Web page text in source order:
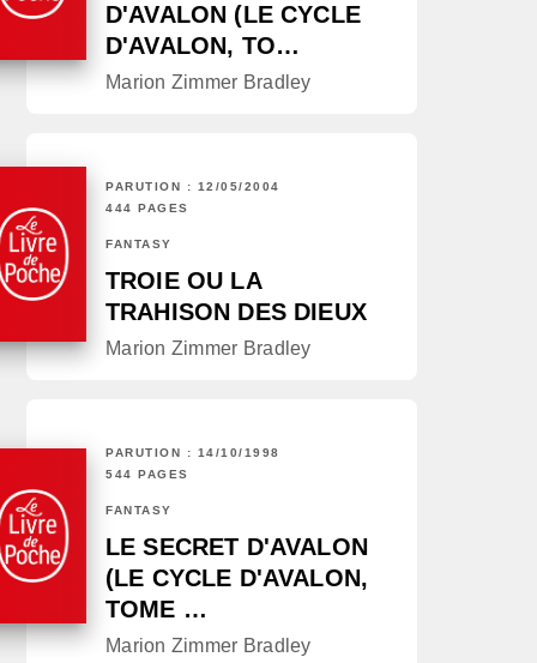
D'AVALON (LE CYCLE
D'AVALON, TO…
Marion Zimmer Bradley
PARUTION : 12/05/2004
444 PAGES
FANTASY
TROIE OU LA
TRAHISON DES DIEUX
Marion Zimmer Bradley
PARUTION : 14/10/1998
544 PAGES
FANTASY
LE SECRET D'AVALON
(LE CYCLE D'AVALON,
TOME …
Marion Zimmer Bradley